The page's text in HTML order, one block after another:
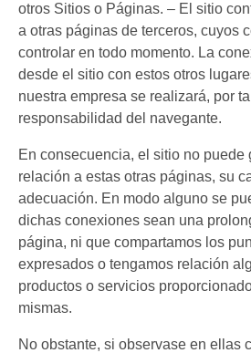
otros Sitios o Páginas. – El sitio
a otras páginas de terceros, cuyos
controlar en todo momento. La
desde el sitio con estos otros
nuestra empresa se realizará, por
responsabilidad del navegante.
En consecuencia, el sitio no puede
relación a estas otras páginas, su
adecuación. En modo alguno se
dichas conexiones sean una
página, ni que compartamos los
expresados o tengamos relación
productos o servicios
mismas.
No obstante, si observase en ellas